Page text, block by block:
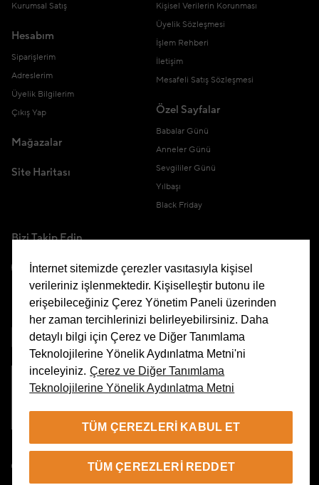
Kurumsal Satış
Hesabım
Siparişlerim
Adreslerim
Üyelik Bilgilerim
Çıkış Yap
Mağazalar
Site Haritası
Kişisel Verilerin Korunması
Üyelik Sözleşmesi
İşlem Rehberi
İletişim
Mesafeli Satış Sözleşmesi
Özel Sayfalar
Babalar Günü
Anneler Günü
Sevgililer Günü
Yılbaşı
Black Friday
Bizi Takip Edin
Uygulamamızı İndirin
İnternet sitemizde çerezler vasıtasıyla kişisel
verileriniz işlenmektedir. Kişiselleştir butonu ile
erişebileceğiniz Çerez Yönetim Paneli üzerinden
her zaman tercihlerinizi belirleyebilirsiniz. Daha
detaylı bilgi için Çerez ve Diğer Tanımlama
Teknolojilerine Yönelik Aydınlatma Metni'ni
inceleyiniz. Çerez ve Diğer Tanımlama
Teknolojilerine Yönelik Aydınlatma Metni
TÜM ÇEREZLERI KABUL ET
TÜM ÇEREZLERI REDDET